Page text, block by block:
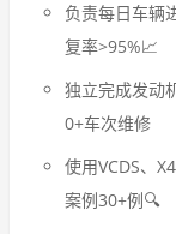
负责每日车辆
复率>95%📈
独立完成发动
0+车次维修
使用VCDS、
案例30+例🔍